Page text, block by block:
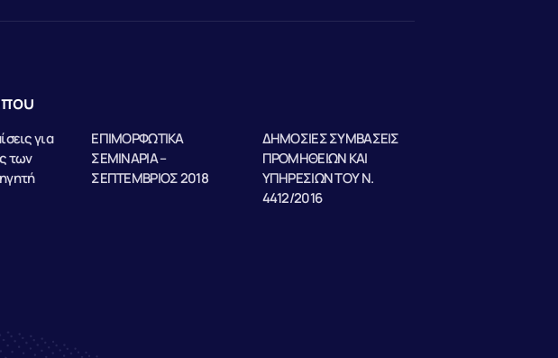
για
των
ΕΠΙΜΟΡΦΩΤΙΚΑ
ΣΕΜΙΝΑΡΙΑ –
ΣΕΠΤΕΜΒΡΙΟΣ 2018
ΔΗΜΟΣΙΕΣ ΣΥΜΒΑΣΕΙΣ
ΠΡΟΜΗΘΕΙΩΝ ΚΑΙ
ΥΠΗΡΕΣΙΩΝ ΤΟΥ Ν.
4412/2016